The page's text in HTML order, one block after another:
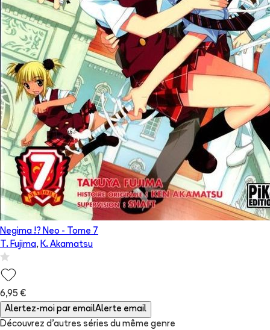
Negima !? Neo - Tome 7
T. Fujima, K. Akamatsu
6,95 €
Alertez-moi par emailAlerte email
Découvrez d'autres séries du même genre